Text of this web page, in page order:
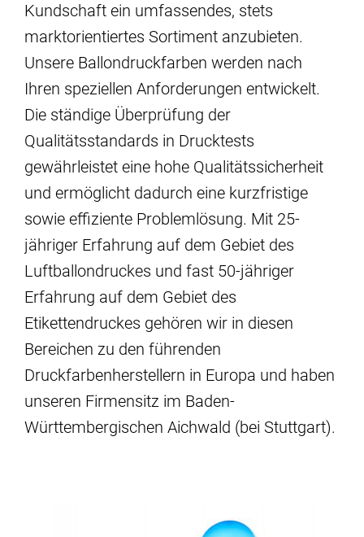
Kundschaft ein umfassendes, stets
marktorientiertes Sortiment anzubieten.
Unsere Ballondruckfarben werden nach
Ihren speziellen Anforderungen entwickelt.
Die ständige Überprüfung der
Qualitätsstandards in Drucktests
gewährleistet eine hohe Qualitätssicherheit
und ermöglicht dadurch eine kurzfristige
sowie effiziente Problemlösung. Mit 25-
jähriger Erfahrung auf dem Gebiet des
Luftballondruckes und fast 50-jähriger
Erfahrung auf dem Gebiet des
Etikettendruckes gehören wir in diesen
Bereichen zu den führenden
Druckfarbenherstellern in Europa und haben
unseren Firmensitz im Baden-
Württembergischen Aichwald (bei Stuttgart).